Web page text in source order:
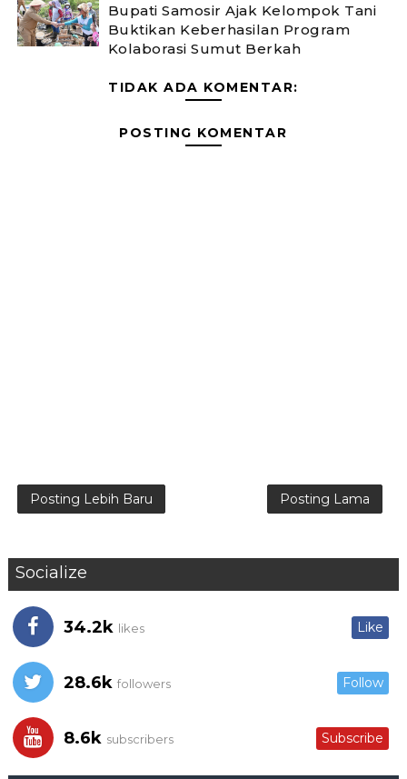
Bupati Samosir Ajak Kelompok Tani
Buktikan Keberhasilan Program
Kolaborasi Sumut Berkah
TIDAK ADA KOMENTAR:
POSTING KOMENTAR
Posting Lebih Baru Posting Lama
Socialize
34.2k likes Like
28.6k followers Follow
8.6k subscribers Subscribe